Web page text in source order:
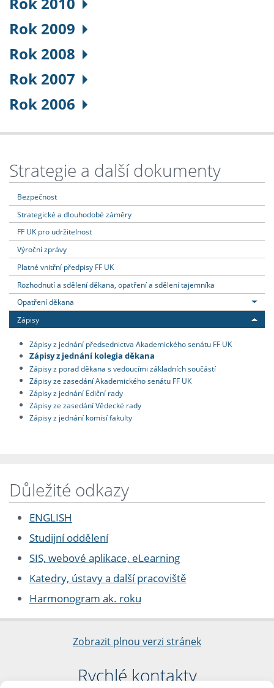
Rok 2009
Rok 2008
Rok 2007
Rok 2006
Strategie a další dokumenty
Bezpečnost
Strategické a dlouhodobé záměry
FF UK pro udržitelnost
Výroční zprávy
Platné vnitřní předpisy FF UK
Rozhodnutí a sdělení děkana, opatření a sdělení tajemníka
Opatření děkana
Zápisy
Zápisy z jednání předsednictva Akademického senátu FF UK
Zápisy z jednání kolegia děkana
Zápisy z porad děkana s vedoucími základních součástí
Zápisy ze zasedání Akademického senátu FF UK
Zápisy z jednání Ediční rady
Zápisy ze zasedání Vědecké rady
Zápisy z jednání komisí fakulty
Důležité odkazy
ENGLISH
Studijní oddělení
SIS, webové aplikace, eLearning
Katedry, ústavy a další pracoviště
Harmonogram ak. roku
Zobrazit plnou verzi stránek
Rychlé kontakty